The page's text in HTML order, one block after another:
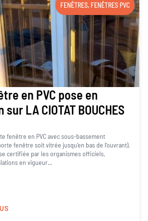
FENÊTRES, FENÊTRES PVC
en PVC pose en
LA CIOTAT BOUCHES
fenêtre en PVC avec sous-bassement
fenêtre soit vitrée jusqu’en bas de l’ouvrant).
certifiée par les organismes officiels,
en vigueur...